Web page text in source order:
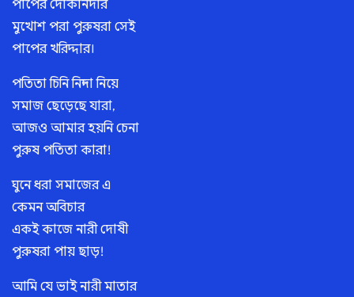
পাপের দোকানদার
মুখোশ পরা পুরুষরা সেই
পাপের খরিদ্দার।
পতিতা চিনি নিন্দা নিয়ে
সমাজ ছেড়েছে যারা,
আজও আমার হয়নি চেনা
পুরুষ পতিতা কারা!
ঘুনে ধরা সমাজের এ
কেমন অবিচার
একই কাজে নারী দোষী
পুরুষরা পায় ছাড়!
আমি যে ভাই নারী মাতার